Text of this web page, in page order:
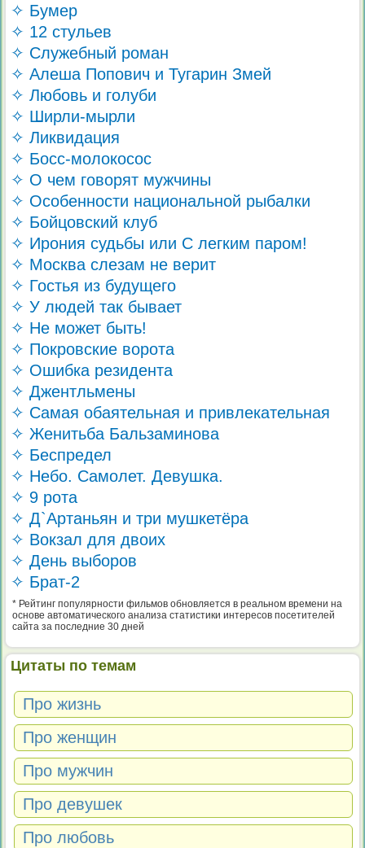
✧ Бумер
✧ 12 стульев
✧ Служебный роман
✧ Алеша Попович и Тугарин Змей
✧ Любовь и голуби
✧ Ширли-мырли
✧ Ликвидация
✧ Босс-молокосос
✧ О чем говорят мужчины
✧ Особенности национальной рыбалки
✧ Бойцовский клуб
✧ Ирония судьбы или С легким паром!
✧ Москва слезам не верит
✧ Гостья из будущего
✧ У людей так бывает
✧ Не может быть!
✧ Покровские ворота
✧ Ошибка резидента
✧ Джентльмены
✧ Самая обаятельная и привлекательная
✧ Женитьба Бальзаминова
✧ Беспредел
✧ Небо. Самолет. Девушка.
✧ 9 рота
✧ Д`Артаньян и три мушкетёра
✧ Вокзал для двоих
✧ День выборов
✧ Брат-2
* Рейтинг популярности фильмов обновляется в реальном времени на
основе автоматического анализа статистики интересов посетителей
сайта за последние 30 дней
Цитаты по темам
Про жизнь
Про женщин
Про мужчин
Про девушек
Про любовь